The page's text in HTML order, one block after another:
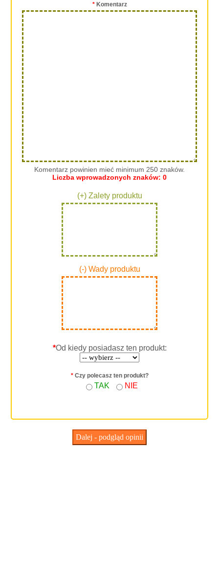
*Komentarz
Komentarz powinien mieć minimum 250 znaków.
Liczba wprowadzonych znaków: 0
(+) Zalety produktu
(-) Wady produktu
*Od kiedy posiadasz ten produkt:
*Czy polecasz ten produkt?
TAK NIE